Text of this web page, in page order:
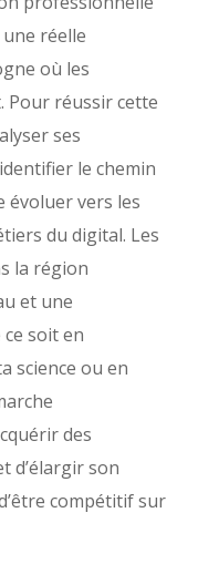
réelle
où les
réussir cette
ses
le chemin
évoluer vers les
du digital. Les
la région
et une
soit en
science ou en
des
d’élargir son
compétitif sur